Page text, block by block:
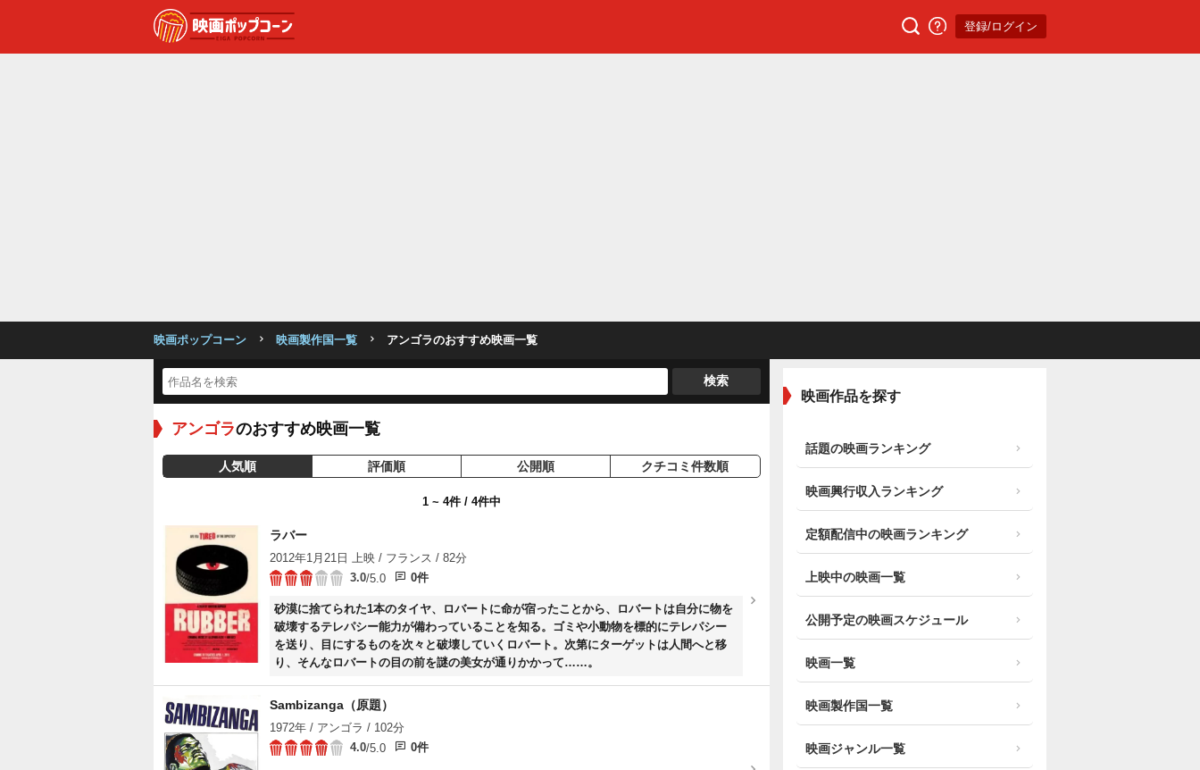
登録/ログイン
映画ポップコーン 映画製作国一覧 アンゴラのおすすめ映画一覧
検索
アンゴラのおすすめ映画一覧
人気順 評価順 公開順 クチコミ件数順
1 ~ 4件 / 4件中
ラバー
2012年1月21日 上映 / フランス / 82分
3.0/5.0 0件
砂漠に捨てられた1本のタイヤ、ロバートに命が宿ったことから、ロバートは自分に物を
破壊するテレパシー能力が備わっていることを知る。ゴミや小動物を標的にテレパシー
を送り、目にするものを次々と破壊していくロバート。次第にターゲットは人間へと移
り、そんなロバートの目の前を謎の美女が通りかかって……。
Sambizanga（原題）
1972年 / アンゴラ / 102分
4.0/5.0 0件
映画作品を探す
話題の映画ランキング
映画興行収入ランキング
定額配信中の映画ランキング
上映中の映画一覧
公開予定の映画スケジュール
映画一覧
映画製作国一覧
映画ジャンル一覧